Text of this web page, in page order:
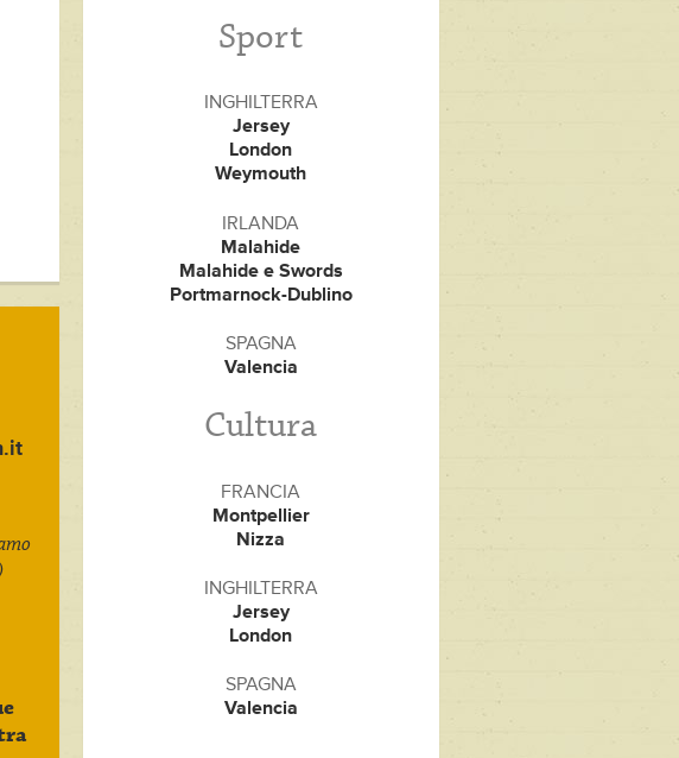
Sport
INGHILTERRA
Jersey
London
Weymouth
IRLANDA
Malahide
Malahide e Swords
Portmarnock-Dublino
SPAGNA
Valencia
Cultura
FRANCIA
Montpellier
Nizza
INGHILTERRA
Jersey
London
SPAGNA
Valencia